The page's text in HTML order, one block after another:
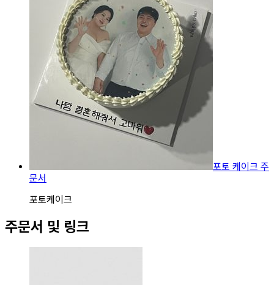
포토 케이크 주
문서
포토케이크
주문서 및 링크